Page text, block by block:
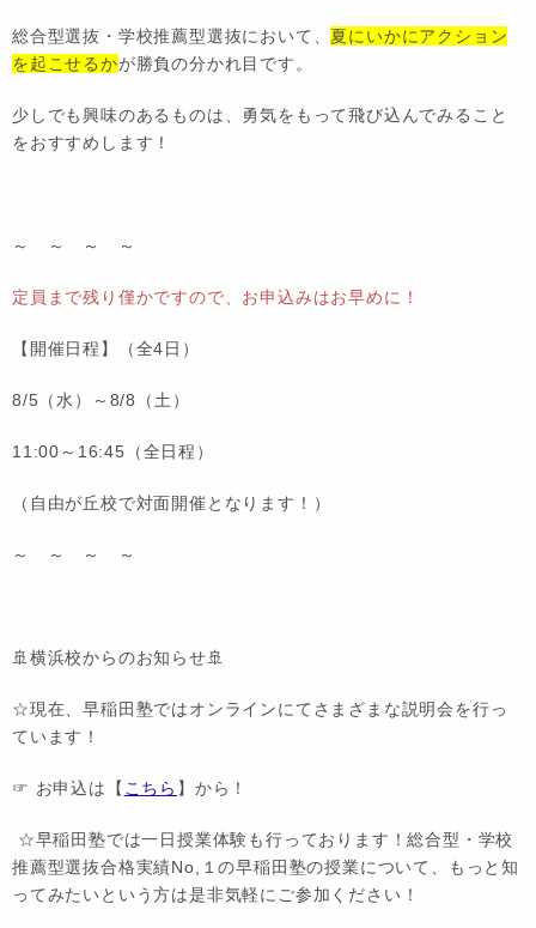
総合型選抜・学校推薦型選抜において、 夏にいかにアクション
を起こせるかが勝負の分かれ目です。
少しでも興味のあるものは、勇気をもって飛び込んでみること
をおすすめします！
～ ～ ～ ～
定員まで残り僅かですので、お申込みはお早めに！
【開催日程】（全4日）
8/5（水）～8/8（土）
11:00～16:45（全日程）
（自由が丘校で対面開催となります！）
～ ～ ～ ～
🚢横浜校からのお知らせ🚢
☆現在、早稲田塾ではオンラインにてさまざまな説明会を行っ
ています！
☞ お申込は【 こちら 】から！
☆早稲田塾では一日授業体験も行っております！総合型・学校
推薦型選抜合格実績No,１の早稲田塾の授業について、もっと知
ってみたいという方は是非気軽にご参加ください！